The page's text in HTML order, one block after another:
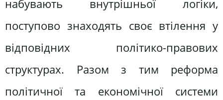
набувають внутрішньої логіки,
поступово знаходять своє втілення у
відповідних політико-правових
структурах. Разом з тим реформа
політичної та економічної системи